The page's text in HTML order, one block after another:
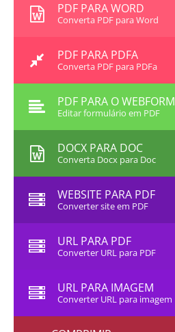
PDF PARA WORD
Converta PDF para Word
PDF PARA PDFA
Converta PDF para PDFa
PDF PARA O WEBFORM
Editar formulário em PDF
DOCX PARA DOC
Converta Docx para Doc
WEBSITE PARA PDF
Converter site em PDF
URL PARA PDF
Converter URL para PDF
URL PARA IMAGEM
Converter URL para imagem